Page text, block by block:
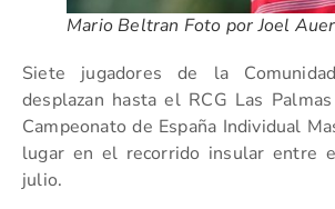
Mario Beltran Foto por Joel
Siete jugadores de la
desplazan hasta el RCG Las
Campeonato de España Individual
lugar en el recorrido insular entre
julio.